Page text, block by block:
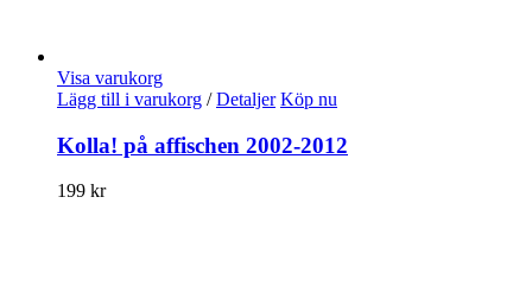
Visa varukorg
Lägg till i varukorg / Detaljer Köp nu
Kolla! på affischen 2002-2012
199 kr